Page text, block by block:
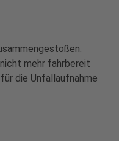
mehr fahrbereit
die Unfallaufnahme